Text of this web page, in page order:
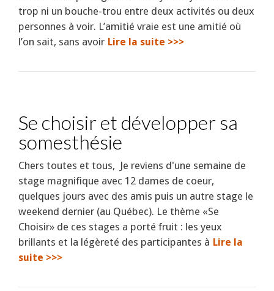
trop ni un bouche-trou entre deux activités ou deux
personnes à voir. L’amitié vraie est une amitié où
l’on sait, sans avoir Lire la suite >>>
Se choisir et développer sa
somesthésie
Chers toutes et tous, Je reviens d'une semaine de
stage magnifique avec 12 dames de coeur,
quelques jours avec des amis puis un autre stage le
weekend dernier (au Québec). Le thème «Se
Choisir» de ces stages a porté fruit : les yeux
brillants et la légèreté des participantes à Lire la
suite >>>